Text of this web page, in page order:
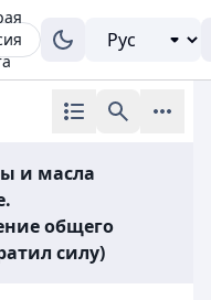
и масла
общего
силу)